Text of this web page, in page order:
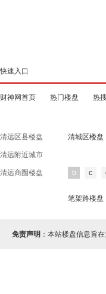
快速入口
财神网首页 热门楼盘 热
清远区县楼盘 清城区楼盘
清远附近城市
清远商圈楼盘 b c
笔架路楼盘
免责声明 ：本站楼盘信息旨